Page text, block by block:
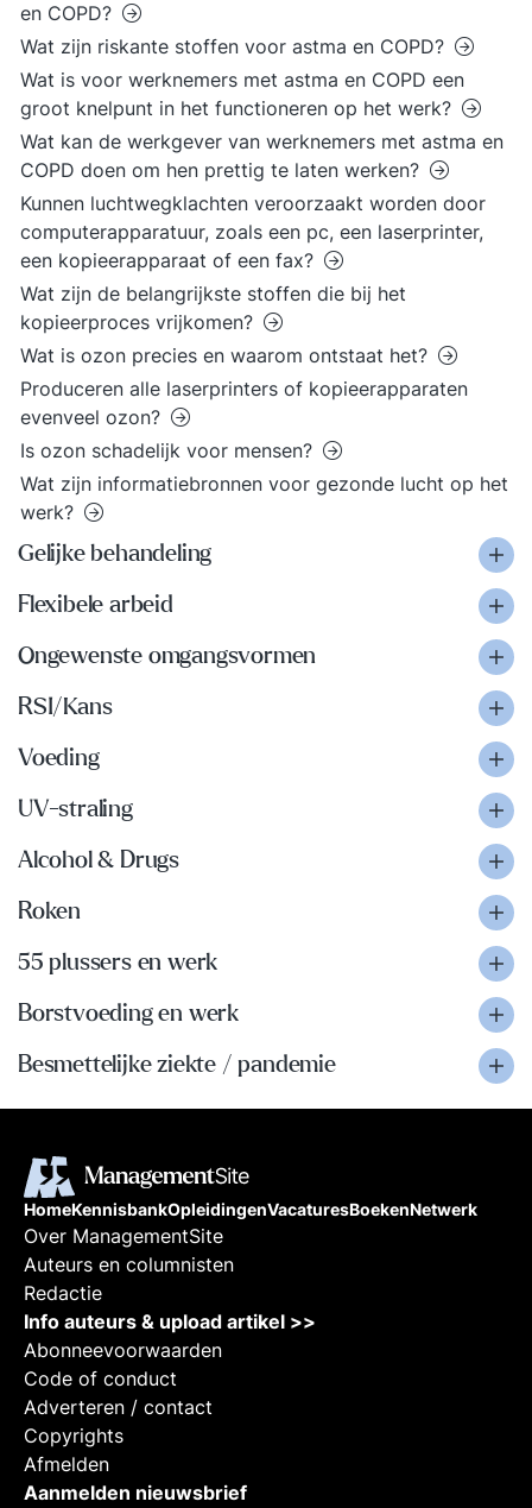
en COPD?
Wat zijn riskante stoffen voor astma en COPD?
Wat is voor werknemers met astma en COPD een
groot knelpunt in het functioneren op het werk?
Wat kan de werkgever van werknemers met astma en
COPD doen om hen prettig te laten werken?
Kunnen luchtwegklachten veroorzaakt worden door
computerapparatuur, zoals een pc, een laserprinter,
een kopieerapparaat of een fax?
Wat zijn de belangrijkste stoffen die bij het
kopieerproces vrijkomen?
Wat is ozon precies en waarom ontstaat het?
Produceren alle laserprinters of kopieerapparaten
evenveel ozon?
Is ozon schadelijk voor mensen?
Wat zijn informatiebronnen voor gezonde lucht op het
werk?
Gelijke behandeling
Flexibele arbeid
Ongewenste omgangsvormen
RSI/Kans
Voeding
UV-straling
Alcohol & Drugs
Roken
55 plussers en werk
Borstvoeding en werk
Besmettelijke ziekte / pandemie
HomeKennisbankOpleidingenVacaturesBoekenNetwerk
Over ManagementSite
Auteurs en columnisten
Redactie
Info auteurs & upload artikel >>
Abonneevoorwaarden
Code of conduct
Adverteren / contact
Copyrights
Afmelden
Aanmelden nieuwsbrief